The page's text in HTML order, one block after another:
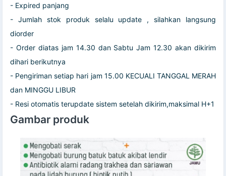
- Expired panjang
- Jumlah stok produk selalu update , silahkan langsung
diorder
- Order diatas jam 14.30 dan Sabtu Jam 12.30 akan dikirim
dihari berikutnya
- Pengiriman setiap hari jam 15.00 KECUALI TANGGAL MERAH
dan MINGGU LIBUR
- Resi otomatis terupdate sistem setelah dikirim,maksimal H+1
Gambar produk